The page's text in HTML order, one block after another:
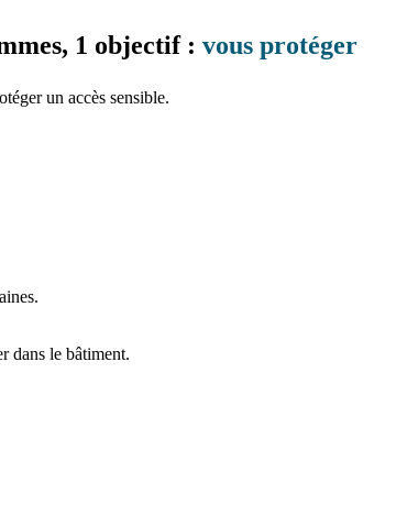
1 objectif : vous protéger